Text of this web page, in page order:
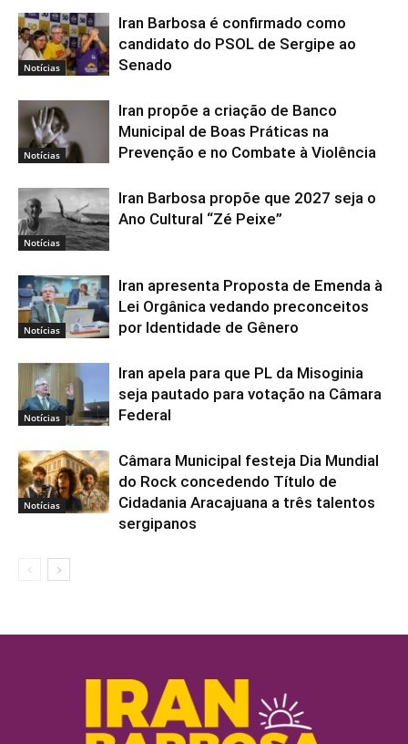
Notícias
Iran Barbosa é confirmado como
candidato do PSOL de Sergipe ao
Senado
Notícias
Iran propõe a criação de Banco
Municipal de Boas Práticas na
Prevenção e no Combate à Violência
Notícias
Iran Barbosa propõe que 2027 seja o
Ano Cultural “Zé Peixe”
Notícias
Iran apresenta Proposta de Emenda à
Lei Orgânica vedando preconceitos
por Identidade de Gênero
Notícias
Iran apela para que PL da Misoginia
seja pautado para votação na Câmara
Federal
Notícias
Câmara Municipal festeja Dia Mundial
do Rock concedendo Título de
Cidadania Aracajuana a três talentos
sergipanos